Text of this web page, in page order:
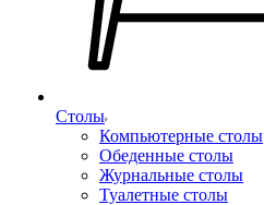
Столы
Компьютерные столы
Обеденные столы
Журнальные столы
Туалетные столы